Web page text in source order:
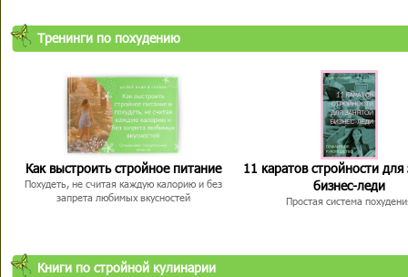
Тренинги по похудению
Как выстроить стройное питание
Похудеть, не считая каждую калорию и без
запрета любимых вкусностей
11 каратов стройности для
бизнес-леди
Простая система
Книги по стройной кулинарии